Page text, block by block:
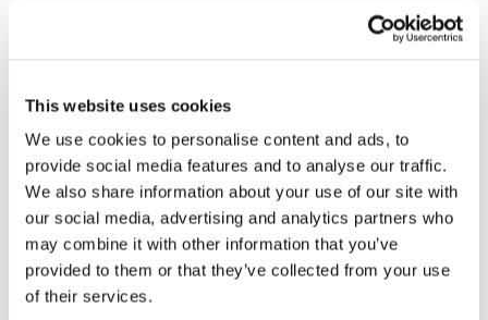
This website uses cookies
We use cookies to personalise content and ads, to
provide social media features and to analyse our traffic.
We also share information about your use of our site with
our social media, advertising and analytics partners who
may combine it with other information that you’ve
provided to them or that they’ve collected from your use
of their services.